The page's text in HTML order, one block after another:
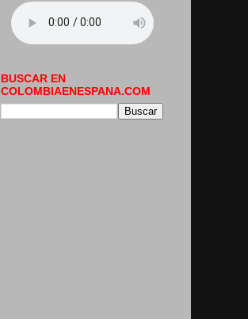
BUSCAR EN
COLOMBIAENESPANA.COM